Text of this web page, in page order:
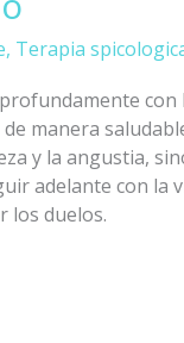
, Terapia
con
manera
y la angustia,
adelante con la
los duelos.